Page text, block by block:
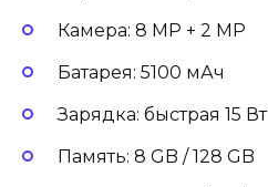
Камера: 8 MP + 2 MP
Батарея: 5100 мАч
Зарядка: быстрая 15 Вт
Память: 8 GB / 128 GB